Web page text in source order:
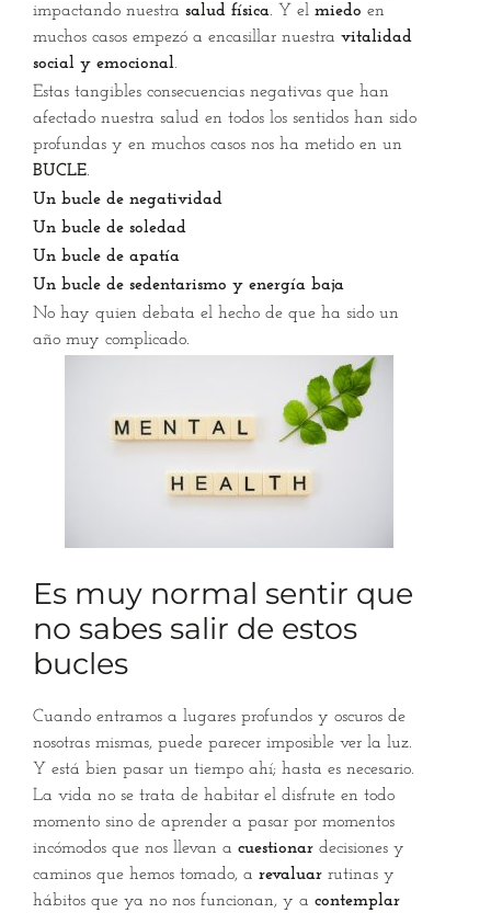
impactando nuestra salud física. Y el miedo en
muchos casos empezó a encasillar nuestra vitalidad
social y emocional.
Estas tangibles consecuencias negativas que han
afectado nuestra salud en todos los sentidos han sido
profundas y en muchos casos nos ha metido en un
BUCLE.
Un bucle de negatividad
Un bucle de soledad
Un bucle de apatía
Un bucle de sedentarismo y energía baja
No hay quien debata el hecho de que ha sido un
año muy complicado.
Es muy normal sentir que
no sabes salir de estos
bucles
Cuando entramos a lugares profundos y oscuros de
nosotras mismas, puede parecer imposible ver la luz.
Y está bien pasar un tiempo ahí; hasta es necesario.
La vida no se trata de habitar el disfrute en todo
momento sino de aprender a pasar por momentos
incómodos que nos llevan a cuestionar decisiones y
caminos que hemos tomado, a revaluar rutinas y
hábitos que ya no nos funcionan, y a contemplar